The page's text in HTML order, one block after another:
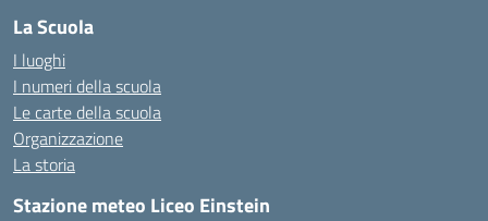
La Scuola
I luoghi
I numeri della scuola
Le carte della scuola
Organizzazione
La storia
Stazione meteo Liceo Einstein